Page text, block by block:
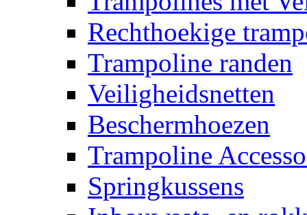
Rechthoekige
Trampoline randen
Veiligheidsnetten
Beschermhoezen
Trampoline
Springkussens